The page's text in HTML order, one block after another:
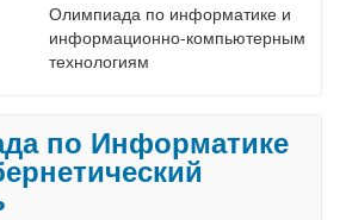
Олимпиада по информатике и
информационно-компьютерным
технологиям
по Информатике